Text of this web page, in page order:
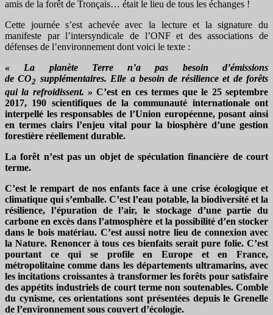
amis de la forêt de Tronçais… était le lieu de tous les échanges !
Cette journée s’est achevée avec la lecture et la signature du
manifeste par l’intersyndicale de l’ONF et des associations de
défenses de l’environnement dont voici le texte :
« La planète Terre n’a pas besoin d’émissions
de CO2 supplémentaires. Elle a besoin de résilience et de forêts
qui la refroidissent. » C’est en ces termes que le 25 septembre
2017, 190 scientifiques de la communauté internationale ont
interpellé les responsables de l’Union européenne, posant ainsi
en termes clairs l’enjeu vital pour la biosphère d’une gestion
forestière réellement durable.
La forêt n’est pas un objet de spéculation financière de court
terme.
C’est le rempart de nos enfants face à une crise écologique et
climatique qui s’emballe. C’est l’eau potable, la biodiversité et la
résilience, l’épuration de l’air, le stockage d’une partie du
carbone en excès dans l’atmosphère et la possibilité d’en stocker
dans le bois matériau. C’est aussi notre lieu de connexion avec
la Nature. Renoncer à tous ces bienfaits serait pure folie. C’est
pourtant ce qui se profile en Europe et en France,
métropolitaine comme dans les départements ultramarins, avec
les incitations croissantes à transformer les forêts pour satisfaire
des appétits industriels de court terme non soutenables. Comble
du cynisme, ces orientations sont présentées depuis le Grenelle
de l’environnement sous couvert d’écologie.